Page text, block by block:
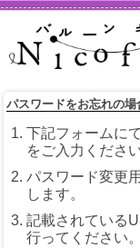
パスワードをお忘れの場
下記フォームに
をご入力ください
パスワード変更
します。
記載されている
行ってください。